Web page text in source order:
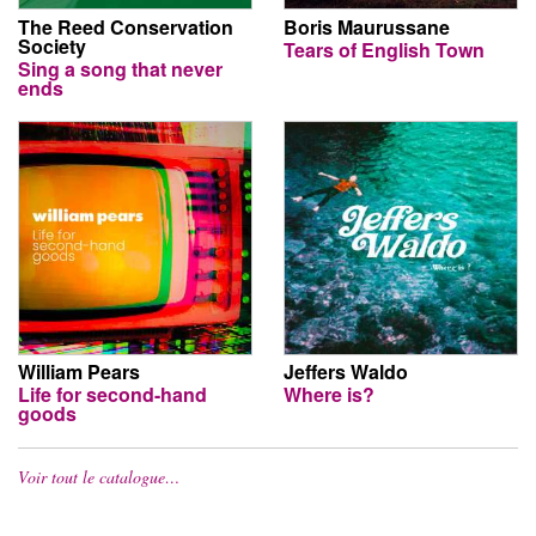
The Reed Conservation
Society
Sing a song that never
ends
Boris Maurussane
Tears of English Town
William Pears
Life for second-hand
goods
Jeffers Waldo
Where is?
Voir tout le catalogue…